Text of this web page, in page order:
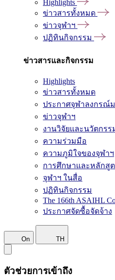
Highlights
ข่าวสารทั้งหมด
ข่าวจุฬาฯ
ปฏิทินกิจกรรม
ข่าวสารและกิจกรรม
Highlights
ข่าวสารทั้งหมด
ประกาศจุฬาลงกรณ์
ข่าวจุฬาฯ
งานวิจัยและนวัตกรร
ความร่วมมือ
ความภูมิใจของจุฬาฯ
การศึกษาและหลักสู
จุฬาฯ ในสื่อ
ปฏิทินกิจกรรม
The 166th ASAIHL
ประกาศจัดซื้อจัดจ้าง
On TH
ตัวช่วยการเข้าถึง